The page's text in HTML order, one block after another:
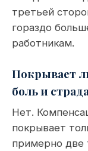
третьей
гораздо
работникам.
Покрывает
боль и
Нет.
покрывает
примерно две